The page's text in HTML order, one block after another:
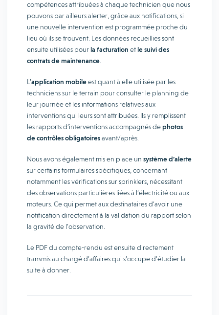
compétences attribuées à chaque technicien que nous
pouvons par ailleurs alerter, grâce aux notifications, si
une nouvelle intervention est programmée proche du
lieu où ils se trouvent. Les données recueillies sont
ensuite utilisées pourla facturation etlesuivi des
contrats de maintenance
L’application mobileest quant à elle utilisée par les
techniciens sur le terrain pour consulter le planning de
leur journée et les informations relatives aux
interventions qui leurs sont attribuées. Ils y remplissent
les rapports d’interventions accompagnés dephotos
de contrôles obligatoiresavant/après.
Nous avons également mis en place un système d’alerte
sur certains formulaires spécifiques, concernant
notamment les vérifications sur sprinklers, nécessitant
des observations particulières liées à l’électricité ou aux
moteurs. Ce qui permet aux destinataires d’avoir une
notification directement à la validation du rapport selon
la gravité de l’observation.
Le PDF du compte-rendu est ensuite directement
transmis au chargé d’affaires qui s’occupe d’étudier la
suite à donner.